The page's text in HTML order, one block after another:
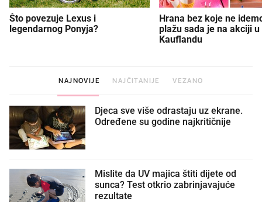
Što povezuje Lexus i
legendarnog Ponyja?
Hrana bez koje ne
plažu sada je na akciji u
Kauflandu
NAJNOVIJE NAJČITANIJE VEZANO
Djeca sve više odrastaju uz ekrane.
Određene su godine najkritičnije
Mislite da UV majica štiti dijete od
sunca? Test otkrio zabrinjavajuće
rezultate